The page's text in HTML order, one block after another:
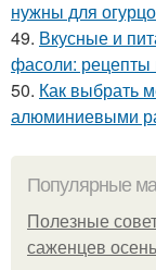
нужны для
49. Вкусные и
фасоли: рецепты
50. Как выбрать
алюминиевыми
Популярные
Полезные
саженцев